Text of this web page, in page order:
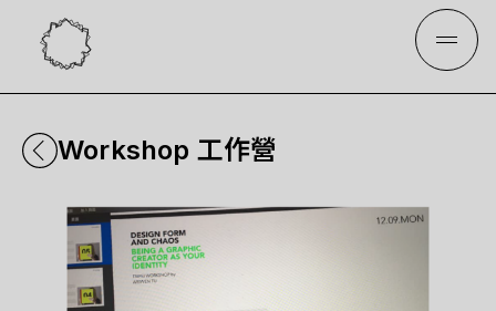
Workshop 工作營